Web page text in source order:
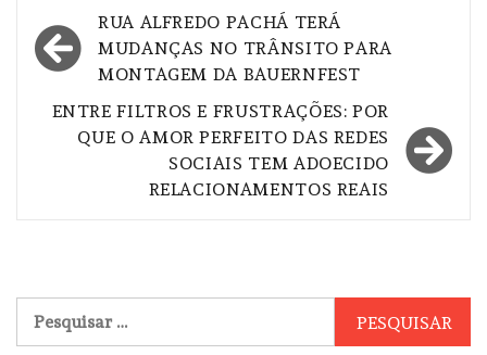
Navegação
de
RUA ALFREDO PACHÁ TERÁ
MUDANÇAS NO TRÂNSITO PARA
MONTAGEM DA BAUERNFEST
ENTRE FILTROS E FRUSTRAÇÕES: POR
QUE O AMOR PERFEITO DAS REDES
SOCIAIS TEM ADOECIDO
RELACIONAMENTOS REAIS
por: